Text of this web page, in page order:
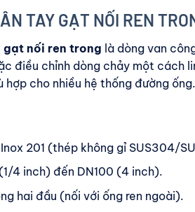
TAY GẠT NỐI REN
gạt nối ren trong là dòng van
điều chỉnh dòng chảy một cách
hợp cho nhiều hệ thống đường ống.
201 (thép không gỉ SUS304/
4 inch) đến DN100 (4 inch).
hai đầu (nối với ống ren ngoài).